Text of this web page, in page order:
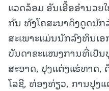
ແວດລ້ອມ ອັນເອື້ອອໍານວ
ກັນ ທັງໂຄສະນາດຶງດູດນັ
ສະເພາະແມ່ນນັກລົງທຶນເ
ບັນດາຂະແໜງການທີ່ເປັນ
ສະອາດ, ປຸງແຕ່ງແຮ່ທາດ,
ໂລຊີ, ທ່ອງທ່ຽວ, ການປຸງ